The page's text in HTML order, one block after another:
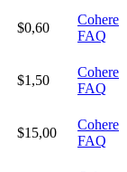
$0,60
Cohere
FAQ
$1,50
Cohere
FAQ
$15,00
Cohere
FAQ